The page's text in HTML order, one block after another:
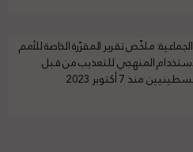
الجماعية: ملخّص تقرير المقرّرة الخاصة للأمم
المنهجي للتعذيب من قبل
منذ 7 أكتوبر 2023